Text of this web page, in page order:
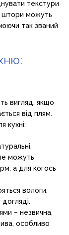
текстури
штори можуть
так званий
вигляд, якщо
від плям.
кухні:
можуть
а для когось
вологи,
– незвична,
особливо